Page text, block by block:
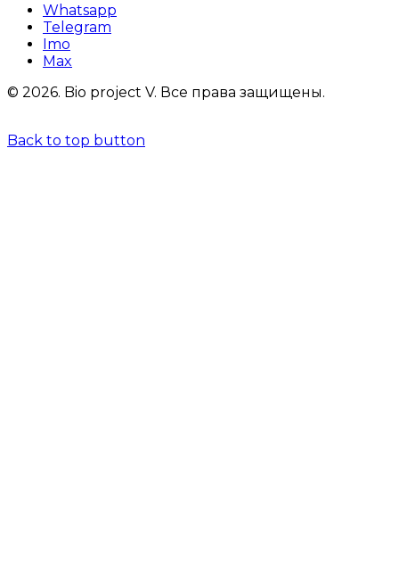
Whatsapp
Telegram
Imo
Max
© 2026. Bio project V. Все права защищены.
Back to top button